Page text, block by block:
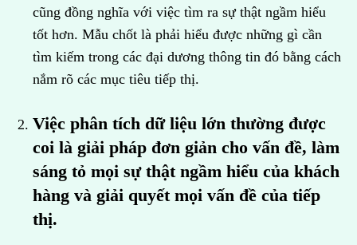
cũng đồng nghĩa với việc tìm ra sự thật ngầm hiểu
tốt hơn. Mẫu chốt là phải hiểu được những gì cần
tìm kiếm trong các đại dương thông tin đó bằng cách
nắm rõ các mục tiêu tiếp thị.
Việc phân tích dữ liệu lớn thường được
coi là giải pháp đơn giản cho vấn đề, làm
sáng tỏ mọi sự thật ngầm hiểu của khách
hàng và giải quyết mọi vấn đề của tiếp
thị.